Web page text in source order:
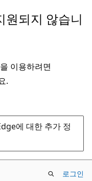
원되지 않습니
이용하려면
.
에 대한 추가 정
로그인